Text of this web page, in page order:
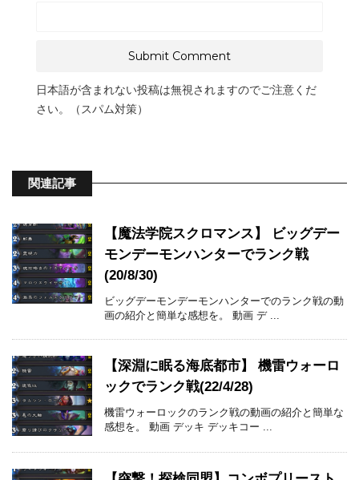
日本語が含まれない投稿は無視されますのでご注意くだ
さい。（スパム対策）
関連記事
【魔法学院スクロマンス】 ビッグデー
モンデーモンハンターでランク戦
(20/8/30)
ビッグデーモンデーモンハンターでのランク戦の動
画の紹介と簡単な感想を。 動画 デ ...
【深淵に眠る海底都市】 機雷ウォーロ
ックでランク戦(22/4/28)
機雷ウォーロックのランク戦の動画の紹介と簡単な
感想を。 動画 デッキ デッキコー ...